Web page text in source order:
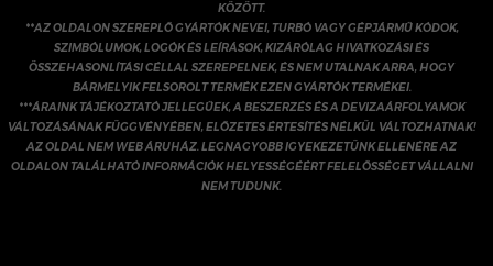
KÖZÖTT.
**AZ OLDALON SZEREPLŐ GYÁRTÓK NEVEI, TURBÓ VAGY GÉPJÁRMŰ KÓDOK,
SZIMBÓLUMOK, LOGÓK ÉS LEÍRÁSOK, KIZÁRÓLAG HIVATKOZÁSI ÉS
ÖSSZEHASONLÍTÁSI CÉLLAL SZEREPELNEK, ÉS NEM UTALNAK ARRA, HOGY
BÁRMELYIK FELSOROLT TERMÉK EZEN GYÁRTÓK TERMÉKEI.
***ÁRAINK TÁJÉKOZTATÓ JELLEGŰEK, A BESZERZÉS ÉS A DEVIZAÁRFOLYAMOK
VÁLTOZÁSÁNAK FÜGGVÉNYÉBEN, ELŐZETES ÉRTESÍTÉS NÉLKÜL VÁLTOZHATNAK!
AZ OLDAL NEM WEB ÁRUHÁZ. LEGNAGYOBB IGYEKEZETÜNK ELLENÉRE AZ
OLDALON TALÁLHATÓ INFORMÁCIÓK HELYESSÉGÉÉRT FELELŐSSÉGET VÁLLALNI
NEM TUDUNK.